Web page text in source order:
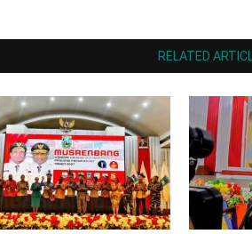
RELATED